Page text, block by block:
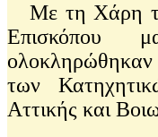
Με τη Χάρη
Επισκόπου
των
Αττικής και